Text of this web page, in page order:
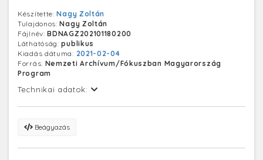
School (IBS) is.
Készítette:Nagy Zoltán
Tulajdonos:Nagy Zoltán
Fájlnév:BDNAGZ202101180200
Láthatóság:publikus
Kiadás dátuma: 2021-02-04
Forrás: Nemzeti Archívum/Fókuszban Magyarország
Program
Technikai adatok:
Beágyazás